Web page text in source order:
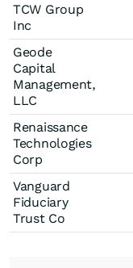
TCW Group
Inc
Geode
Capital
Management,
LLC
Renaissance
Technologies
Corp
Vanguard
Fiduciary
Trust Co